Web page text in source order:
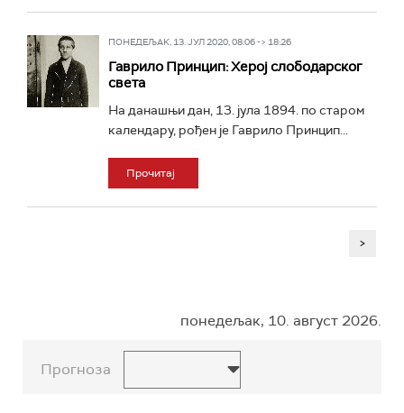
ПОНЕДЕЉАК, 13. ЈУЛ 2020, 08:06 -> 18:26
Гаврило Принцип: Херој слободарског
света
На данашњи дан, 13. јула 1894. по старом
календару, рођен је Гаврило Принцип...
Прочитај
>
понедељак, 10. август 2026.
Прогноза